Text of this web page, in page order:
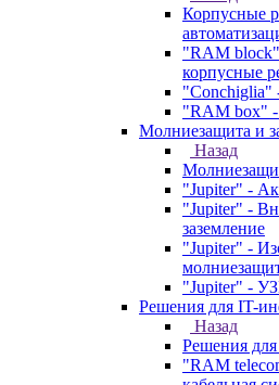
Корпусные
"RAM block"
корпусные
"Conchiglia"
"RAM box" -
Молниезащита и
Назад
"Jupiter" -
"Jupiter" -
заземление
"Jupiter" -
"Jupiter" -
Решения для IT-
Назад
Решения
"RAM